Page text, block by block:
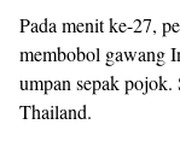
Pada menit ke-27,
membobol gawang
umpan sepak pojok.
Thailand.